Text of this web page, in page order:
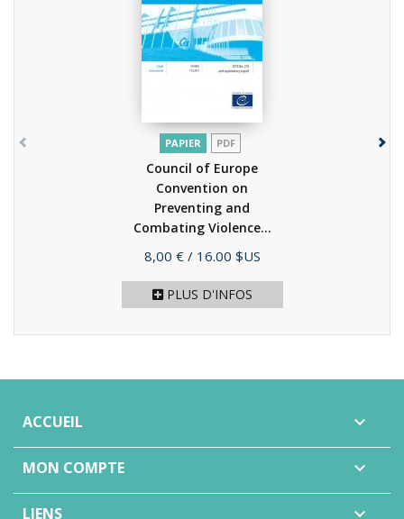
PAPIER PDF
Council of Europe
Convention on
Preventing and
Combating Violence...
Prix
8,00 € / 16.00 $US
PLUS D'INFOS
ACCUEIL 
MON COMPTE 
LIENS 